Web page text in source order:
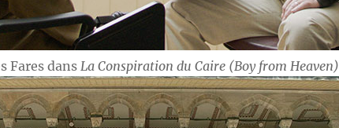
Fares dansLa Conspiration du Caire (Boy from Heaven)